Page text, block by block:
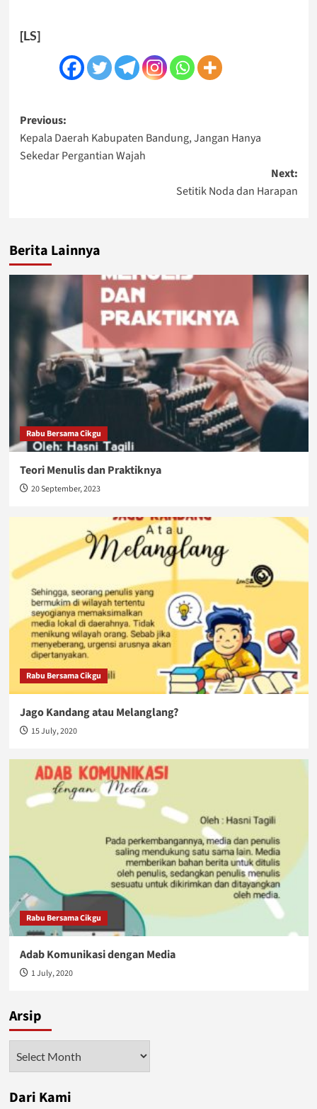
[LS]
Post
navigation
Previous:
Kepala Daerah Kabupaten Bandung, Jangan Hanya
Sekedar Pergantian Wajah
Next:
Setitik Noda dan Harapan
Berita Lainnya
Rabu Bersama Cikgu
Teori Menulis dan Praktiknya
20 September, 2023
Rabu Bersama Cikgu
Jago Kandang atau Melanglang?
15 July, 2020
Rabu Bersama Cikgu
Adab Komunikasi dengan Media
1 July, 2020
Arsip
Dari Kami